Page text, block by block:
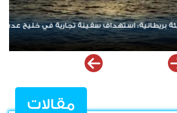
الانتقالي لا يختزل الجنوب.. وتوحيد الصف
أولوية تفرضها الحكمة
مقالات